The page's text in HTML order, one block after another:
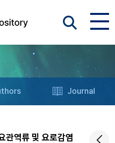
Journal
관역류 및 요로감염